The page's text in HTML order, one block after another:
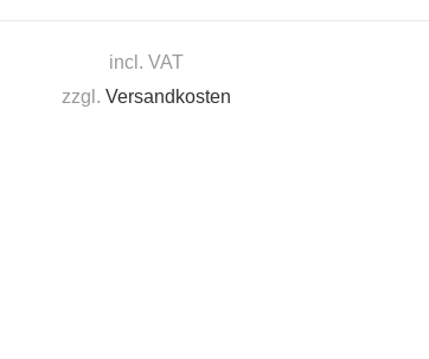
incl. VAT
zzgl. Versandkosten